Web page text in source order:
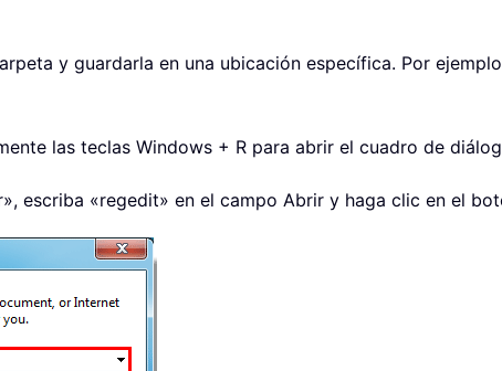
y guardarla en una ubicación específica. Por
las teclas Windows + R para abrir el cuadro de
escriba «regedit» en el campo Abrir y haga clic en el